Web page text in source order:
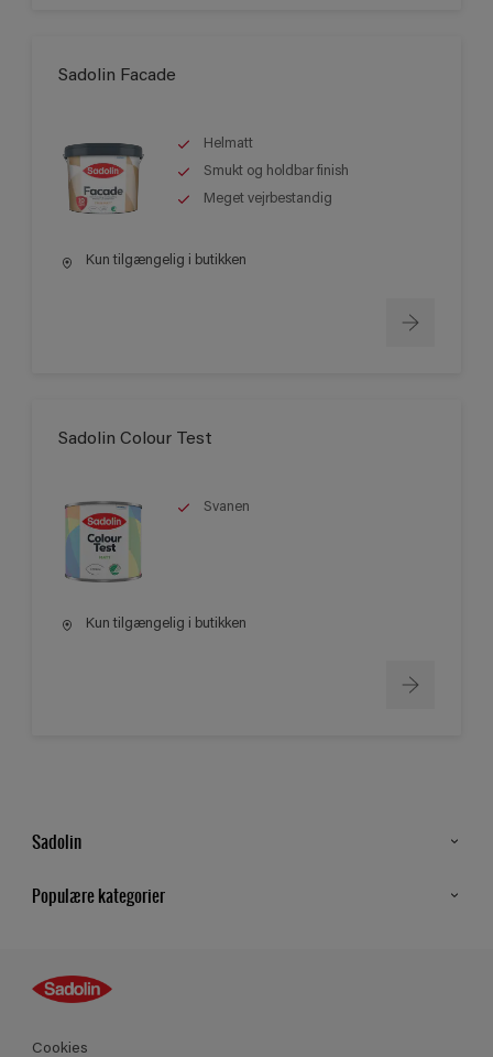
Sadolin Facade
Helmatt
Smukt og holdbar finish
Meget vejrbestandig
Kun tilgængelig i butikken
Sadolin Colour Test
Svanen
Kun tilgængelig i butikken
Sadolin
Populære kategorier
Guides
Farver
Produkter
Cookies